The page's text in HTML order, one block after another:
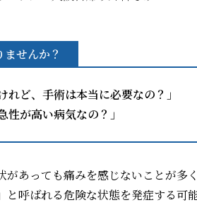
せんか？
れど、手術は本当に必要なの？」
性が高い病気なの？」
があっても痛みを感じないことが
呼ばれる危険な状態を発症する可